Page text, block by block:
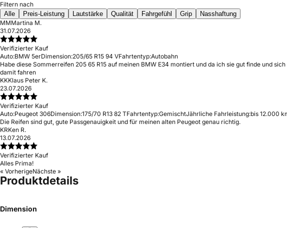
Filtern nach
Alle
Preis-Leistung Lautstärke Qualität Fahrgefühl Grip
Nasshaftung
MMMartina M.
31.07.2026
Verifizierter Kauf
Auto:BMW 5erDimension:205/65 R15 94 VFahrtentyp:Autobahn
Habe diese Sommerreifen 205 65 R15 auf meinen BMW E34 montiert und da ich sie gut finde und
damit fahren
KKKlaus Peter K.
23.07.2026
Verifizierter Kauf
Auto:Peugeot 306Dimension:175/70 R13 82 TFahrtentyp:GemischtJährliche Fahrleistung:bis 12.000
Die Reifen sind gut, gute Passgenauigkeit und für meinen alten Peugeot genau richtig.
KRKen R.
13.07.2026
Verifizierter Kauf
Alles Prima!
« VorherigeNächste »
Produktdetails
Dimension